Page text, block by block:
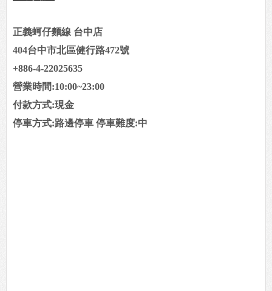
正義蚵仔麵線 台中店
404台中市北區健行路472號
+886-4-22025635
營業時間:10:00~23:00
付款方式:現金
停車方式:路邊停車 停車難度:中